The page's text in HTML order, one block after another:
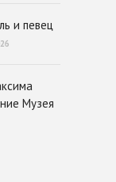
и певец
Музея